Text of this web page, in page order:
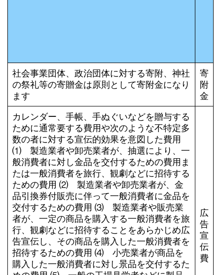
社会事業団体、政治団体に対する寄附、神社
の祭礼等の寄贈金は原則として寄附金になり
ます
寄
附
金
カレンダー、手帳、手ぬぐいなどを贈与する
ために通常要する費用や次のような不特定多
数の者に対する宣伝的効果を意図した費用
⑴ 製造業者や卸売業者が、抽選により、一
般消費者に対し金品を交付するための費用ま
たは一般消費者を旅行、観劇などに招待する
ための費用 ⑵ 製造業者や卸売業者が、金
品引換券付販売に伴って一般消費者に金品を
交付するための費用 ⑶ 製造業者や販売業
者が、一定の商品を購入する一般消費者を旅
行、観劇などに招待することをあらかじめ広
告宣伝し、その商品を購入した一般消費者を
招待するための費用 ⑷ 小売業者が商品を
購入した一般消費者に対し景品を交付するた
広
告
宣
伝
費